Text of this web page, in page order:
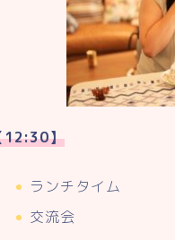
12:30】
ランチタイム
交流会